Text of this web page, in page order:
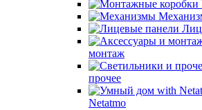
монтаж
прочее
Netatmo